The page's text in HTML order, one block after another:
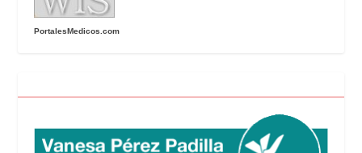
PortalesMedicos.com